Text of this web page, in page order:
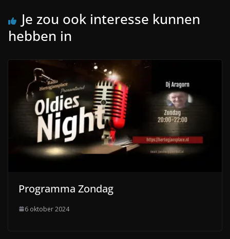
Je zou ook interesse kunnen
hebben in
Programma Zondag
6 oktober 2024